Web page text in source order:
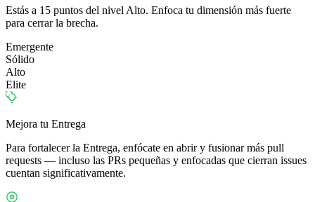
Estás a 15 puntos del nivel Alto. Enfoca tu dimensión más fuerte
para cerrar la brecha.
Emergente
Sólido
Alto
Elite
Mejora tu Entrega
Para fortalecer la Entrega, enfócate en abrir y fusionar más pull
requests — incluso las PRs pequeñas y enfocadas que cierran issues
cuentan significativamente.